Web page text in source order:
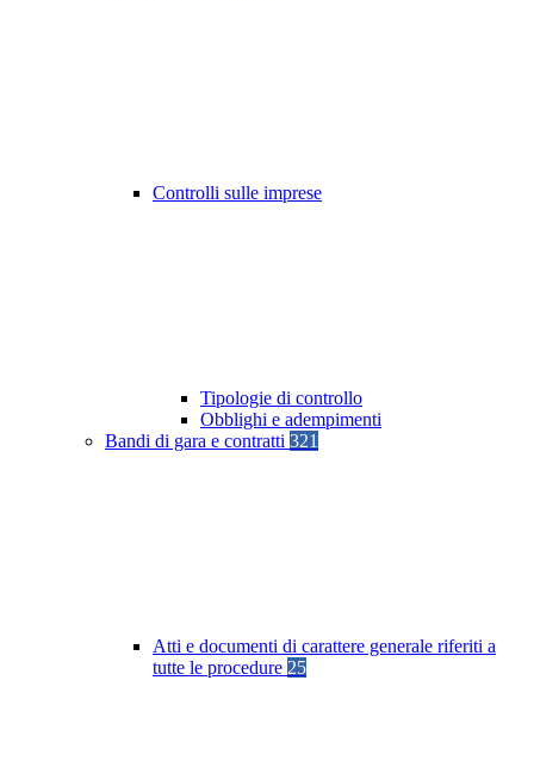
Controlli sulle imprese
Tipologie di controllo
Obblighi e adempimenti
Bandi di gara e contratti 321
Atti e documenti di carattere generale riferiti a
tutte le procedure 25